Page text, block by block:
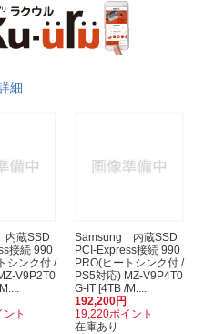
細
蔵SSD
接続 990
シンク付 /
V9P2T0
ト
Samsung 内蔵SSD
PCI-Express接続 990
PRO(ヒートシンク付 /
PS5対応) MZ-V9P4T0
G-IT [4TB /M....
192,200円
19,220ポイント
在庫あり